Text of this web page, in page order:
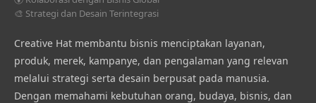
🎨 Strategi dan Desain Terintegrasi
Creative Hat membantu bisnis menciptakan layanan,
produk, merek, kampanye, dan pengalaman yang relevan
melalui strategi serta desain berpusat pada manusia.
Dengan memahami kebutuhan orang, budaya, bisnis, dan